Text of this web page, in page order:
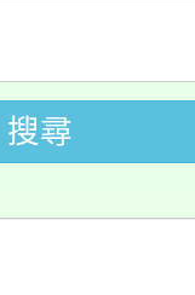
動會8/
舉行。
享有免
收入戶
可洽有
及科技
科技中
入校路
搜尋